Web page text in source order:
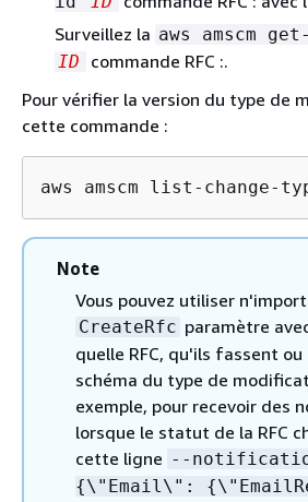
Surveillez la aws amscm
ID
commande RFC :.
Pour vérifier la version du type de
cette commande :
aws amscm list-change-
Note
Vous pouvez utiliser
CreateRfc paramètre
quelle RFC, qu'ils fassent
schéma du type de
exemple, pour recevoir des
lorsque le statut de la RFC
cette ligne --
{\"Email\": {